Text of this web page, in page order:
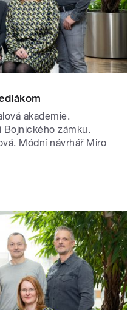
akademie.
Bojnického zámku.
Módní návrhář Miro